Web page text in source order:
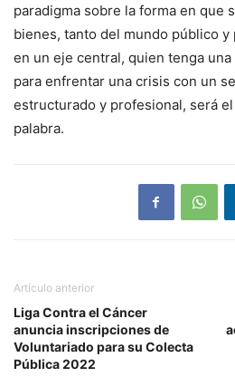
paradigma sobre la forma en que
bienes, tanto del mundo público y
en un eje central, quien tenga
para enfrentar una crisis con un
estructurado y profesional, será
palabra.
Artículo anterior
Liga Contra el Cáncer
anuncia inscripciones de
Voluntariado para su Colecta
Pública 2022